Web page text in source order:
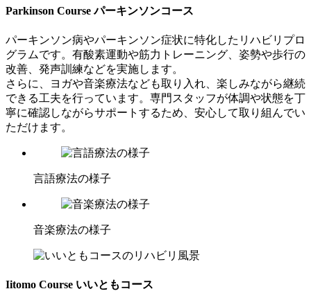
Parkinson Course パーキンソンコース
パーキンソン病やパーキンソン症状に特化したリハビリプロ
グラムです。有酸素運動や筋力トレーニング、姿勢や歩行の
改善、発声訓練などを実施します。
さらに、ヨガや音楽療法なども取り入れ、楽しみながら継続
できる工夫を行っています。専門スタッフが体調や状態を丁
寧に確認しながらサポートするため、安心して取り組んでい
ただけます。
言語療法の様子
音楽療法の様子
Iitomo Course いいともコース